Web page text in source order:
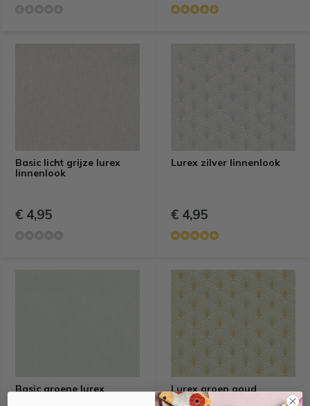
Basic licht grijze lurex
linnenlook
€ 4,95
Lurex zilver linnenlook
€ 4,95
Basic groene lurex
Lurex groen goud
linnenlook